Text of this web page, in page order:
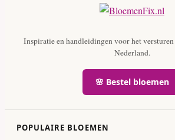
Inspiratie en handleidingen voor het
Nederland.
🌸 Bestel bloemen
POPULAIRE BLOEMEN